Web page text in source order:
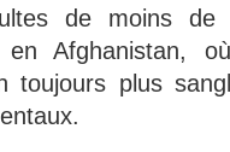
de moins
en Afghanistan,
toujours plus